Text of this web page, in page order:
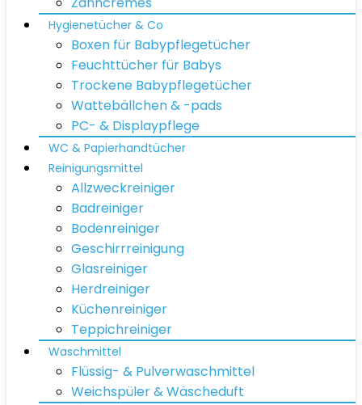
Hygienetücher & Co
Boxen für Babypflegetücher
Feuchttücher für Babys
Trockene Babypflegetücher
Wattebällchen & -pads
PC- & Displaypflege
WC & Papierhandtücher
Reinigungsmittel
Allzweckreiniger
Badreiniger
Bodenreiniger
Geschirrreinigung
Glasreiniger
Herdreiniger
Küchenreiniger
Teppichreiniger
Waschmittel
Flüssig- & Pulverwaschmittel
Weichspüler & Wäscheduft